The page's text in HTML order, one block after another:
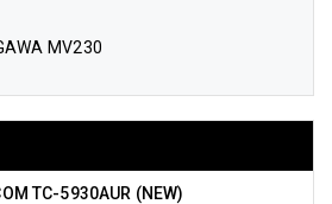
MV230
TC-5930AUR (NEW)